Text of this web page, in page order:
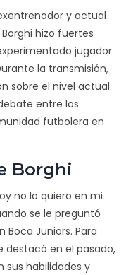
y actual
hizo fuertes
jugador
la transmisión,
sobre el nivel actual
entre los
futbolera en
Borghi
no lo quiero en mi
se le preguntó
Juniors. Para
destacó en el pasado,
sus habilidades y